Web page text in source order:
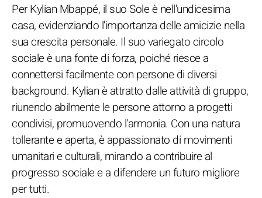
Per Kylian Mbappé, il suo Sole è nell'undicesima
casa, evidenziando l'importanza delle amicizie nella
sua crescita personale. Il suo variegato circolo
sociale è una fonte di forza, poiché riesce a
connettersi facilmente con persone di diversi
background. Kylian è attratto dalle attività di gruppo,
riunendo abilmente le persone attorno a progetti
condivisi, promuovendo l'armonia. Con una natura
tollerante e aperta, è appassionato di movimenti
umanitari e culturali, mirando a contribuire al
progresso sociale e a difendere un futuro migliore
per tutti.